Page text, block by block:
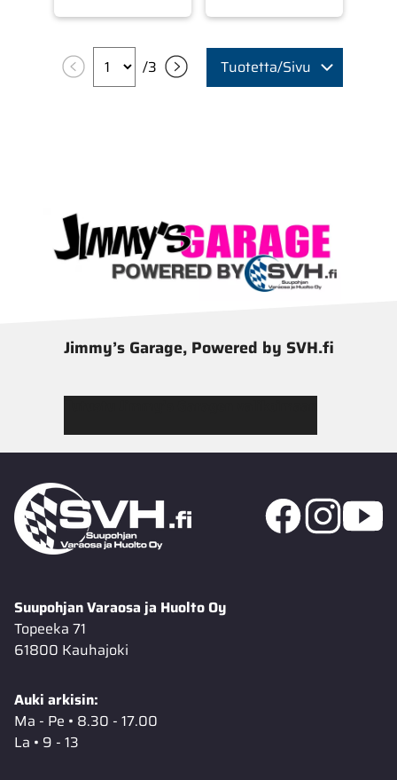
/3 Tuotetta/Sivu
Jimmy’s Garage, Powered by SVH.fi
Suupohjan Varaosa ja Huolto Oy
Topeeka 71
61800 Kauhajoki
Auki arkisin:
Ma - Pe • 8.30 - 17.00
La • 9 - 13